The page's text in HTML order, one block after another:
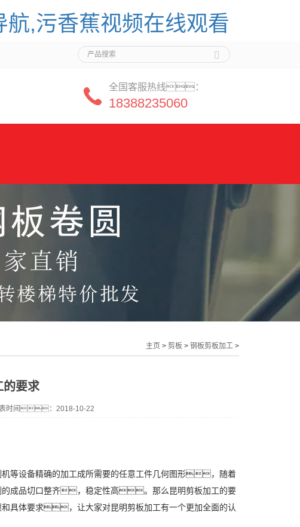
,污香蕉视频在线观看
全国客服热线：
18388235060
主页 > 剪板 > 钢板剪板加工 >
的要求
时间：2018-10-22
等设备精确的加工成所需要的任意工件几何图形，随着
成品切口整齐，稳定性高。那么昆明剪板加工的要
具体要求，让大家对昆明剪板加工有一个更加全面的认